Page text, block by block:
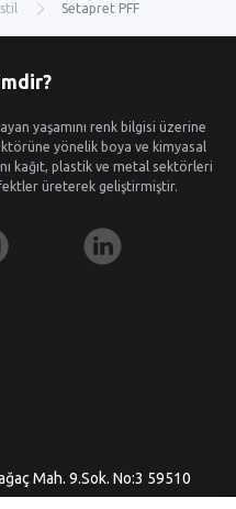
Setapret PFF
yaşamını renk bilgisi üzerine
yönelik boya ve kimyasal
kağıt, plastik ve metal sektörleri
üreterek geliştirmiştir.
Mah. 9.Sok. No:3 59510